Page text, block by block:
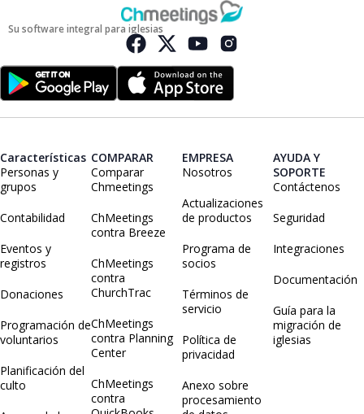
Su software integral para iglesias
Características
Personas y
grupos
Contabilidad
Eventos y
registros
Donaciones
Programación de
voluntarios
Planificación del
culto
COMPARAR
Comparar
Chmeetings
ChMeetings
contra Breeze
ChMeetings
contra
ChurchTrac
ChMeetings
contra Planning
Center
ChMeetings
contra
EMPRESA
Nosotros
Actualizaciones
de productos
Programa de
socios
Términos de
servicio
Política de
privacidad
Anexo sobre
procesamiento
AYUDA Y
SOPORTE
Contáctenos
Seguridad
Integraciones
Documentación
Guía para la
migración de
iglesias